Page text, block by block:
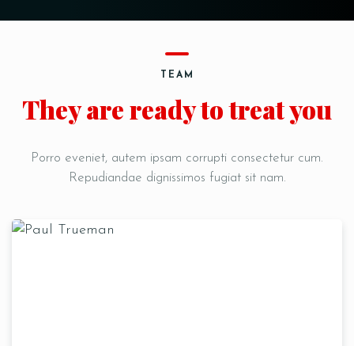
TEAM
They are ready to treat you
Porro eveniet, autem ipsam corrupti consectetur cum.
Repudiandae dignissimos fugiat sit nam.